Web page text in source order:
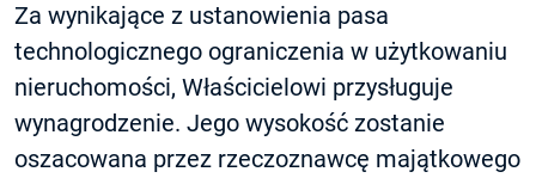
Za wynikające z ustanowienia pasa
technologicznego ograniczenia w użytkowaniu
nieruchomości, Właścicielowi przysługuje
wynagrodzenie. Jego wysokość zostanie
oszacowana przez rzeczoznawcę majątkowego